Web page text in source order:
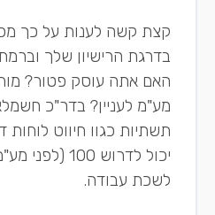
קצת קשה לענות על כך
בדרגת הרישיון שלך
האם אתה עוסק פטור?
מע"מ לעניין? בדר"כ
תשתיות כגוו חיווט לוחות
יכול לדרוש
לשכת עבודה.